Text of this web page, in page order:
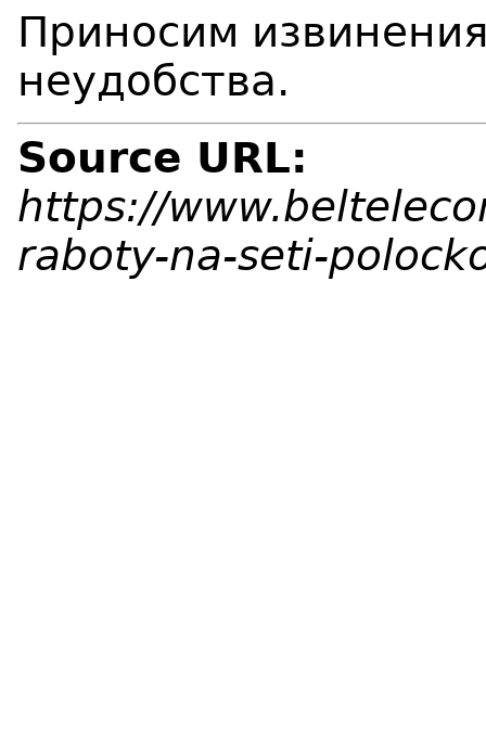
Приносим
неудобства.
Source URL:
https://
raboty-na-seti-